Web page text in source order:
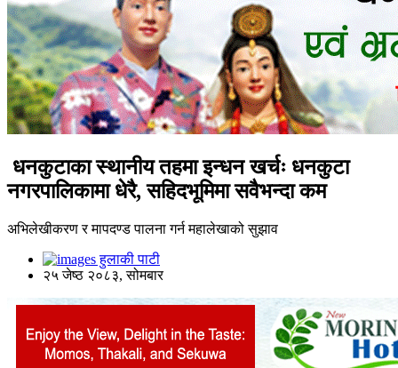
धनकुटाका स्थानीय तहमा इन्धन खर्चः धनकुटा
नगरपालिकामा धेरै, सहिदभूमिमा सवैभन्दा कम
अभिलेखीकरण र मापदण्ड पालना गर्न महालेखाको सुझाव
हुलाकी पाटी
२५ जेष्ठ २०८३, सोमबार